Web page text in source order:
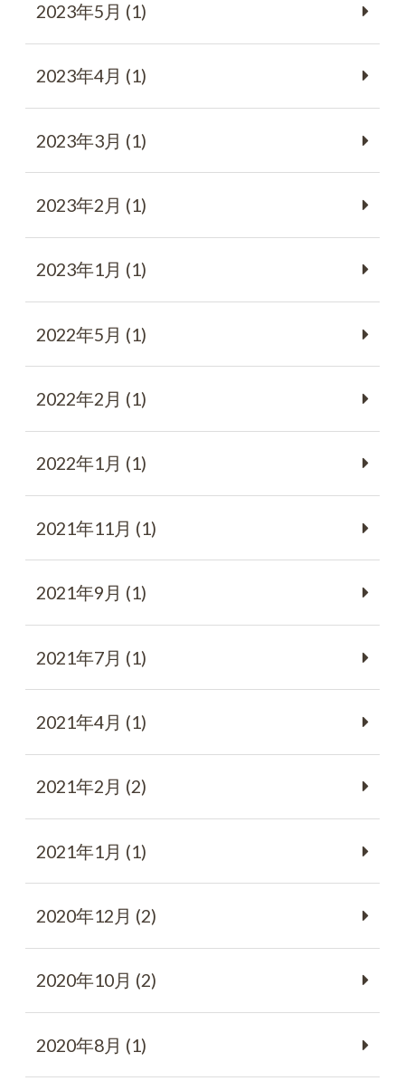
2023年5月 (1)
2023年4月 (1)
2023年3月 (1)
2023年2月 (1)
2023年1月 (1)
2022年5月 (1)
2022年2月 (1)
2022年1月 (1)
2021年11月 (1)
2021年9月 (1)
2021年7月 (1)
2021年4月 (1)
2021年2月 (2)
2021年1月 (1)
2020年12月 (2)
2020年10月 (2)
2020年8月 (1)